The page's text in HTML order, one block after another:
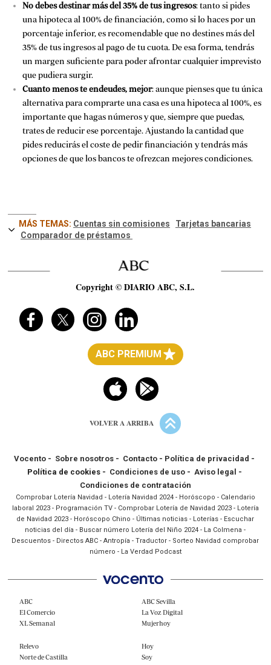
No debes destinar más del 35% de tus ingresos: tanto si pides
una hipoteca al 100% de financiación, como si lo haces por un
porcentaje inferior, es recomendable que no destines más del
35% de tus ingresos al pago de tu cuota. De esa forma, tendrás
un margen suficiente para poder afrontar cualquier imprevisto
que pudiera surgir.
Cuanto menos te endeudes, mejor: aunque pienses que tu única
alternativa para comprarte una casa es una hipoteca al 100%, es
importante que hagas números y que, siempre que puedas,
trates de reducir ese porcentaje. Ajustando la cantidad que
pides reducirás el coste de pedir financiación y tendrás más
opciones de que los bancos te ofrezcan mejores condiciones.
MÁS TEMAS: Cuentas sin comisiones
Tarjetas bancarias
Comparador de préstamos
Copyright © DIARIO ABC, S.L.
ABC PREMIUM
VOLVER A ARRIBA
Vocento - Sobre nosotros - Contacto - Política de privacidad -
Política de cookies - Condiciones de uso- Aviso legal -
Condiciones de contratación
Comprobar Lotería Navidad - Lotería Navidad 2024- Horóscopo - Calendario
laboral 2023- Programación TV- Comprobar Lotería de Navidad 2023- Lotería
de Navidad 2023 - Horóscopo Chino - Últimas noticias - Loterías - Escuchar
noticias del día - Buscar número Lotería del Niño 2024 - La Colmena -
Descuentos - Directos ABC -Antropía -Traductor - Sorteo Navidad comprobar
número - La Verdad Podcast
ABC
El Comercio
XL Semanal
ABC Sevilla
La Voz Digital
Mujerhoy
Relevo
Norte de Castilla
Hoy
Soy